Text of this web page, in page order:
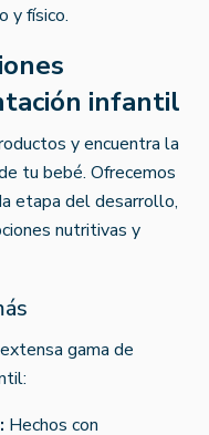
y físico.
infantil
y encuentra la
tu bebé. Ofrecemos
etapa del desarrollo,
nutritivas y
gama de
Hechos con